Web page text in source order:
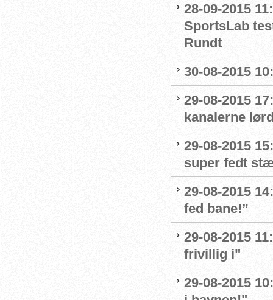
28-09-2015
SportsLab
Rundt
30-08-2015
29-08-2015
kanalerne
29-08-2015
super fedt
29-08-2015
fed bane!”
29-08-2015
frivillig i"
29-08-2015